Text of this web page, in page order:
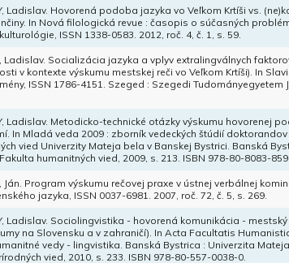
Ladislav. Hovorená podoba jazyka vo Veľkom Krtíši vs.
In Nová filologická revue : časopis o súčasných
ISSN 1338-0583. 2012, roč. 4, č. 1, s. 59.
Ladislav. Socializácia jazyka a vplyv extralingválnych
v kontexte výskumu mestskej reči vo Veľkom Krtíši). In
ISSN 1786-4151. Szeged : Szegedi
Ladislav. Metodicko-technické otázky výskumu hovorenej
In Mladá veda 2009 : zborník vedeckých štúdií
vied Univerzity Mateja bela v Banskej Bystrici. Banská
humanitných vied, 2009, s. 213. ISBN 978-80-8083-
Ján. Program výskumu rečovej praxe v ústnej verbálnej
jazyka, ISSN 0037-6981. 2007, roč. 72, č. 5, s. 269.
Ladislav. Sociolingvistika - hovorená komunikácia -
na Slovensku a v zahraničí). In Acta Facultatis
vedy - lingvistika. Banská Bystrica : Univerzita
vied, 2010, s. 233. ISBN 978-80-557-0038-0.